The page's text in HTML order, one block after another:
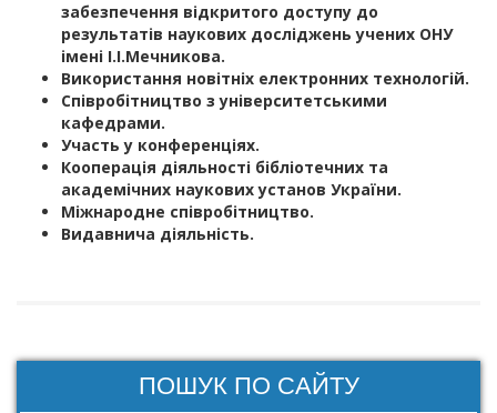
забезпечення відкритого доступу до
результатів наукових досліджень учених ОНУ
імені І.І.Мечникова.
Використання новітніх електронних технологій.
Співробітництво з університетськими
кафедрами.
Участь у конференціях.
Кооперація діяльності бібліотечних та
академічних наукових установ України.
Міжнародне співробітництво.
Видавнича діяльність.
ПОШУК ПО САЙТУ